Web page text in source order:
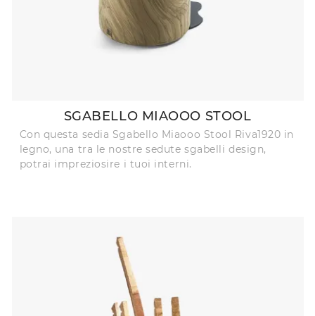
SGABELLO MIAOOO STOOL
Con questa sedia Sgabello Miaooo Stool Riva1920 in
legno, una tra le nostre sedute sgabelli design,
potrai impreziosire i tuoi interni.